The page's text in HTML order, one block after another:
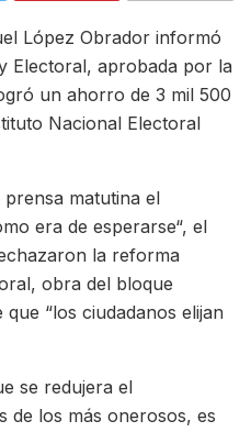
López Obrador informó
Electoral, aprobada por la
un ahorro de 3 mil 500
Nacional Electoral
matutina el
era de esperarse“, el
la reforma
obra del bloque
“los ciudadanos elijan
se redujera el
de los más onerosos, es